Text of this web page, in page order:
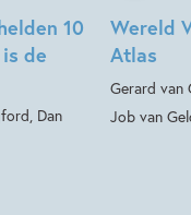
10
de
Dan
Wereld
Atlas
Gerard van
Job van